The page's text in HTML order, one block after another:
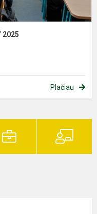
2025
Plačiau